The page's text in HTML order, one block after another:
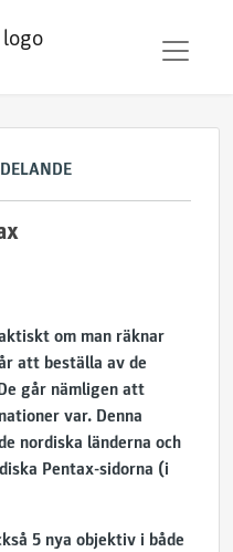
om man räknar
att beställa av de
går nämligen att
var. Denna
nordiska länderna och
Pentax-sidorna (i
5 nya objektiv i både